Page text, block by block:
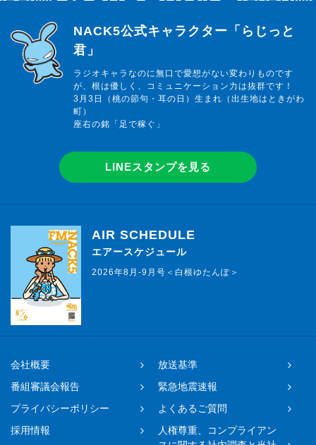
らじっと君
NACK5公式キャラクター「らじっと
君」
ラジオキャラなのに無口で愛想がない変わりものです
が、根は優しく、コミュニケーション力は抜群です！
3月3日（桃の節句・耳の日）生まれ（出生地はときがわ
町）
座右の銘「足で稼ぐ」
LINEスタンプを見る
AIR SCHEDULE
エアースケジュール
2026年8月-9月号＜白根ゆたんぽ＞
会社概要
放送基準
番組審議会報告
緊急地震速報
プライバシーポリシー
よくあるご質問
採用情報
人権尊重、コンプライアン